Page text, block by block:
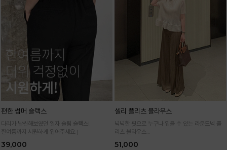
편한 썸머 슬랙스
다리가 날씬해보였던 일자 슬림 슬랙스!
한여름까지 시원하게 입어주세요:)
39,000
셀리 플리츠 블라우스
넉넉한 핏으로 누구나 입을 수 있는 라운드넥 플
리츠 블라우스
51,000